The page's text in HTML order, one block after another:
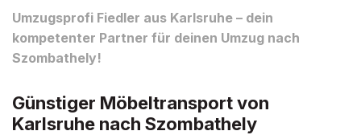
Umzugsprofi Fiedler aus Karlsruhe – dein
kompetenter Partner für deinen Umzug nach
Szombathely!
Günstiger Möbeltransport von
Karlsruhe nach Szombathely